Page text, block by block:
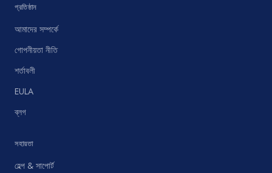
প্রতিষ্ঠান
আমাদের সম্পর্কে
গোপনীয়তা নীতি
শর্তাবলী
EULA
ব্লগ
সহায়তা
হেল্প & সাপোর্ট